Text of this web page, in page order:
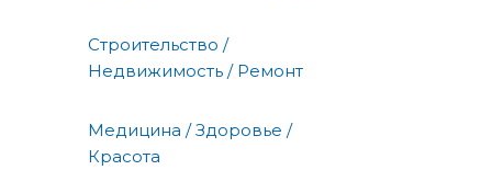
Строительство /
Недвижимость / Ремонт
Медицина / Здоровье /
Красота